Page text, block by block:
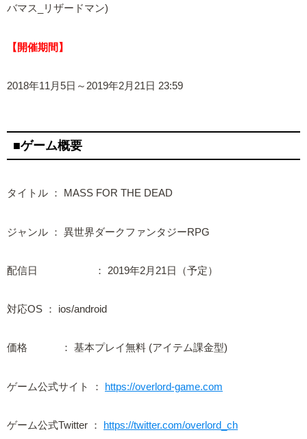
バマス_リザードマン)
【開催期間】
2018年11月5日～2019年2月21日 23:59
■ゲーム概要
タイトル ： MASS FOR THE DEAD
ジャンル ： 異世界ダークファンタジーRPG
配信日 ： 2019年2月21日（予定）
対応OS ： ios/android
価格 ： 基本プレイ無料 (アイテム課金型)
ゲーム公式サイト ： https://overlord-game.com
ゲーム公式Twitter ： https://twitter.com/overlord_ch